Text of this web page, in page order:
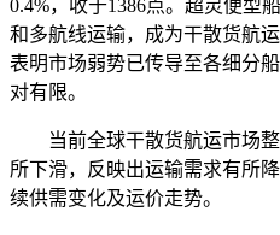
0.4%，收于1386点。超灵便型
和多航线运输，成为干散货航
表明市场弱势已传导至各细分
对有限。
当前全球干散货航运市场
所下滑，反映出运输需求有所
续供需变化及运价走势。